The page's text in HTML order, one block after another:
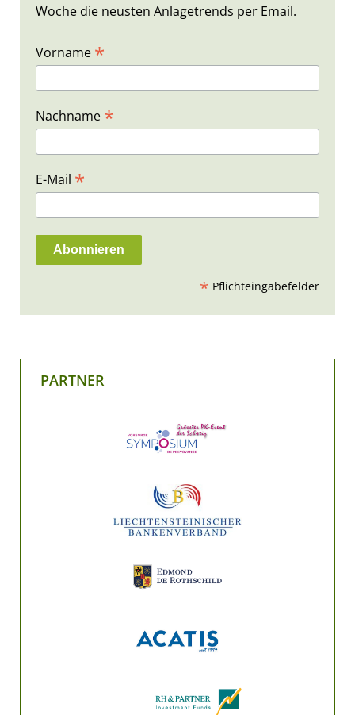
Woche die neusten Anlagetrends per Email.
Vorname *
Nachname *
E-Mail *
* Pflichteingabefelder
PARTNER